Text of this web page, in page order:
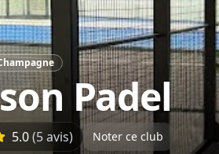
Padel
5.0(5avis) Noter ce club